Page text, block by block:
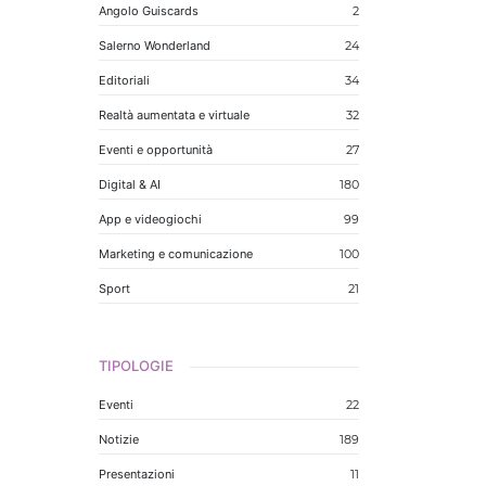
Angolo Guiscards 2
Salerno Wonderland 24
Editoriali 34
Realtà aumentata e virtuale 32
Eventi e opportunità 27
Digital & AI 180
App e videogiochi 99
Marketing e comunicazione 100
Sport 21
TIPOLOGIE
Eventi 22
Notizie 189
Presentazioni 11